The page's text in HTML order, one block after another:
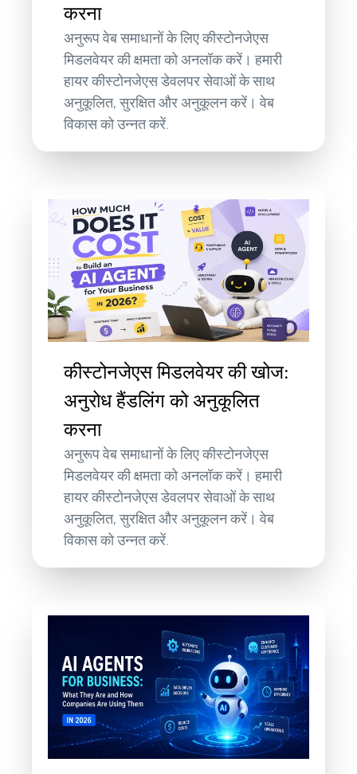
करना
अनुरूप वेब समाधानों के लिए कीस्टोनजेएस
मिडलवेयर की क्षमता को अनलॉक करें। हमारी
हायर कीस्टोनजेएस डेवलपर सेवाओं के साथ
अनुकूलित, सुरक्षित और अनुकूलन करें। वेब
विकास को उन्नत करें.
कीस्टोनजेएस मिडलवेयर की खोज:
अनुरोध हैंडलिंग को अनुकूलित
करना
अनुरूप वेब समाधानों के लिए कीस्टोनजेएस
मिडलवेयर की क्षमता को अनलॉक करें। हमारी
हायर कीस्टोनजेएस डेवलपर सेवाओं के साथ
अनुकूलित, सुरक्षित और अनुकूलन करें। वेब
विकास को उन्नत करें.